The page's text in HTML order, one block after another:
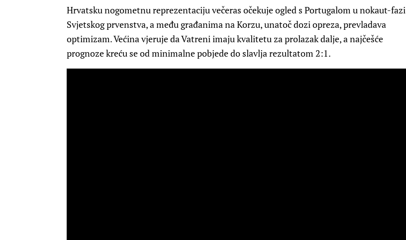
Hrvatsku nogometnu reprezentaciju večeras očekuje ogled s Portugalom u nokaut-fazi
Svjetskog prvenstva, a među građanima na Korzu, unatoč dozi opreza, prevladava
optimizam. Većina vjeruje da Vatreni imaju kvalitetu za prolazak dalje, a najčešće
prognoze kreću se od minimalne pobjede do slavlja rezultatom 2:1.